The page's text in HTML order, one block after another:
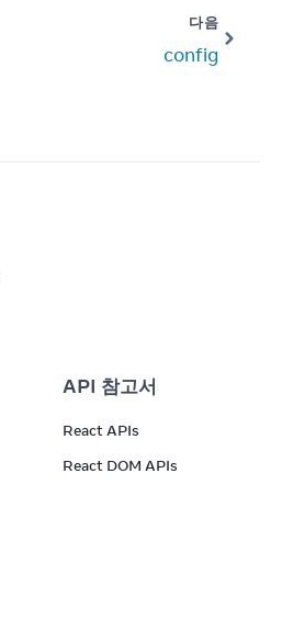
다음
config
API 참고서
React APIs
React DOM APIs